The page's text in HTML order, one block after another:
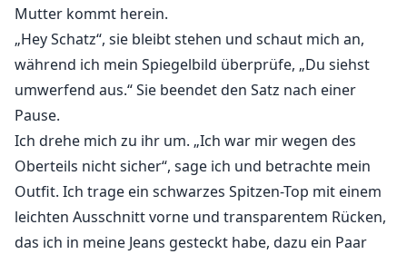
Mutter kommt herein.
„Hey Schatz“, sie bleibt stehen und schaut mich an,
während ich mein Spiegelbild überprüfe, „Du siehst
umwerfend aus.“ Sie beendet den Satz nach einer
Pause.
Ich drehe mich zu ihr um. „Ich war mir wegen des
Oberteils nicht sicher“, sage ich und betrachte mein
Outfit. Ich trage ein schwarzes Spitzen-Top mit einem
leichten Ausschnitt vorne und transparentem Rücken,
das ich in meine Jeans gesteckt habe, dazu ein Paar